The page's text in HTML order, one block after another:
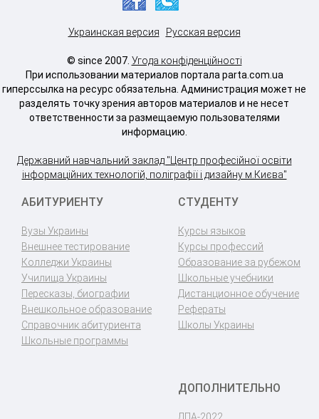
Украинская версия Русская версия
© since 2007. Угода конфіденційності
При использовании материалов портала parta.com.ua
гиперссылка на ресурс обязательна. Администрация может не
разделять точку зрения авторов материалов и не несет
ответственности за размещаемую пользователями
информацию.
Державний навчальний заклад "Центр професійної освіти
інформаційних технологій, поліграфії і дизайну м.Києва"
АБИТУРИЕНТУ
Вузы Украины
Внешнее тестирование
Колледжи Украины
Училища Украины
Пересказы, биографии
Внешкольное образование
Справочник абитуриента
Школьные программы
СТУДЕНТУ
Курсы языков
Курсы профессий
Образование за рубежом
Школьные учебники
Дистанционное обучение
Рефераты
Школы Украины
ДОПОЛНИТЕЛЬНО
ДПА-2022